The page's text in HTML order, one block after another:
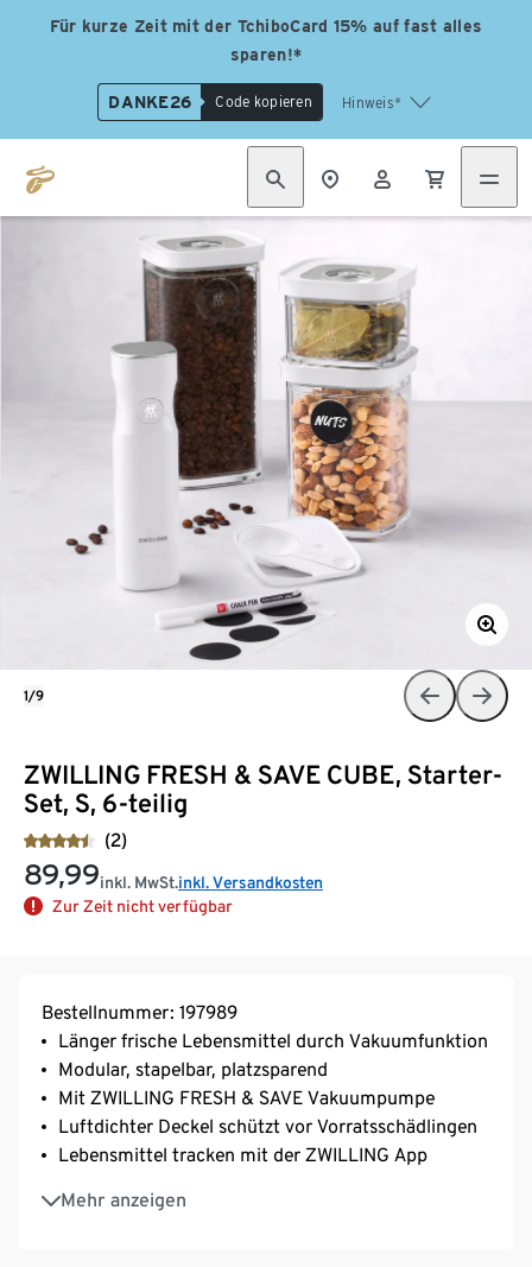
Für kurze Zeit mit der TchiboCard 15% auf fast alles
sparen!*
DANKE26 Code kopieren Hinweis*
ZWILLING FRESH & SAVE CUBE, Starter-
Set, S, 6-teilig
(2)
89,99inkl. MwSt.inkl. Versandkosten
Zur Zeit nicht verfügbar
1/9
Bestellnummer: 197989
Länger frische Lebensmittel durch Vakuumfunktion
Modular, stapelbar, platzsparend
Mit ZWILLING FRESH & SAVE Vakuumpumpe
Luftdichter Deckel schützt vor Vorratsschädlingen
Lebensmittel tracken mit der ZWILLING App
Mehr anzeigen
Mit 4-in-1-Einsatz zum Abmessen und Dosieren